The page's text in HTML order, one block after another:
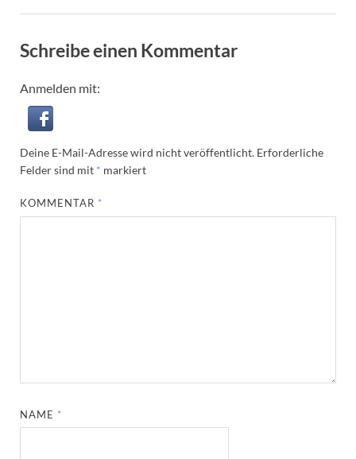
Schreibe einen Kommentar
Anmelden mit:
Deine E-Mail-Adresse wird nicht veröffentlicht. Erforderliche
Felder sind mit * markiert
KOMMENTAR *
NAME *